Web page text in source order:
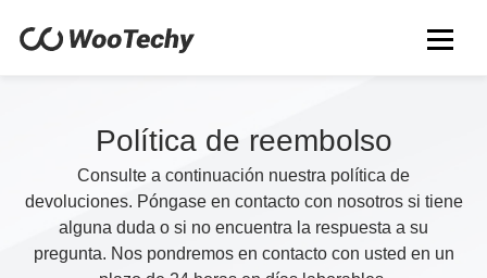
Política de reembolso
Consulte a continuación nuestra política de
devoluciones. Póngase en contacto con nosotros si tiene
alguna duda o si no encuentra la respuesta a su
pregunta. Nos pondremos en contacto con usted en un